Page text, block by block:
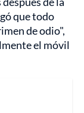
que todo
de odio",
el móvil